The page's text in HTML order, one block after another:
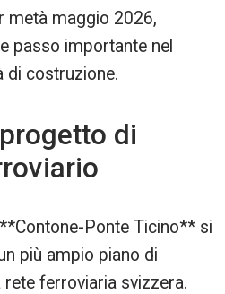
metà maggio 2026,
passo importante nel
di costruzione.
di
Ponte Ticino** si
più ampio piano di
ferroviaria svizzera.